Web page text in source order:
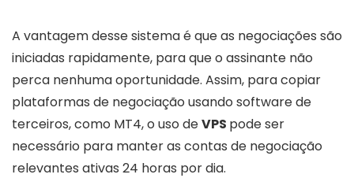
A vantagem desse sistema é que as negociações são
iniciadas rapidamente, para que o assinante não
perca nenhuma oportunidade. Assim, para copiar
plataformas de negociação usando software de
terceiros, como MT4, o uso deVPS pode ser
necessário para manter as contas de negociação
relevantes ativas 24 horas por dia.